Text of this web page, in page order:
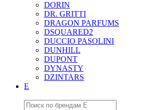
DORIN
DR. GRITTI
DRAGON PARFUMS
DSQUARED2
DUCCIO PASOLINI
DUNHILL
DUPONT
DYNASTY
DZINTARS
E